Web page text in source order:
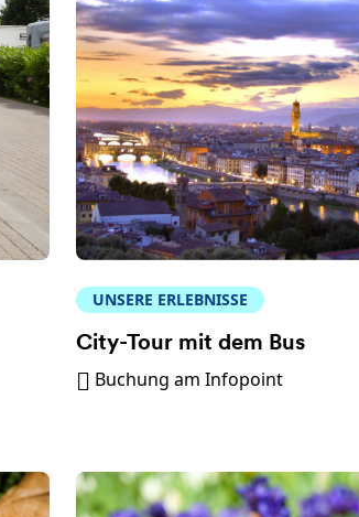
UNSERE ERLEBNISSE
City-Tour mit dem Bus
Buchung am Infopoint